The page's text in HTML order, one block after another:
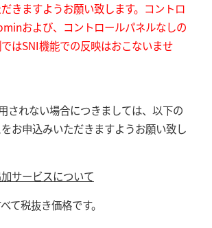
きますようお願い致します。コントロ
および、コントロールパネルなしの
はSNI機能での反映はおこないませ
されない場合につきましては、以下の
お申込みいただきますようお願い致し
サービスについて
て税抜き価格です。